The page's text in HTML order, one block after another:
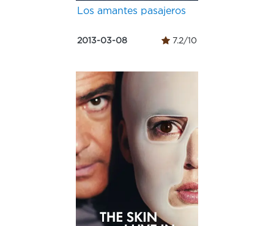
Los amantes pasajeros
2013-03-08 7.2/10